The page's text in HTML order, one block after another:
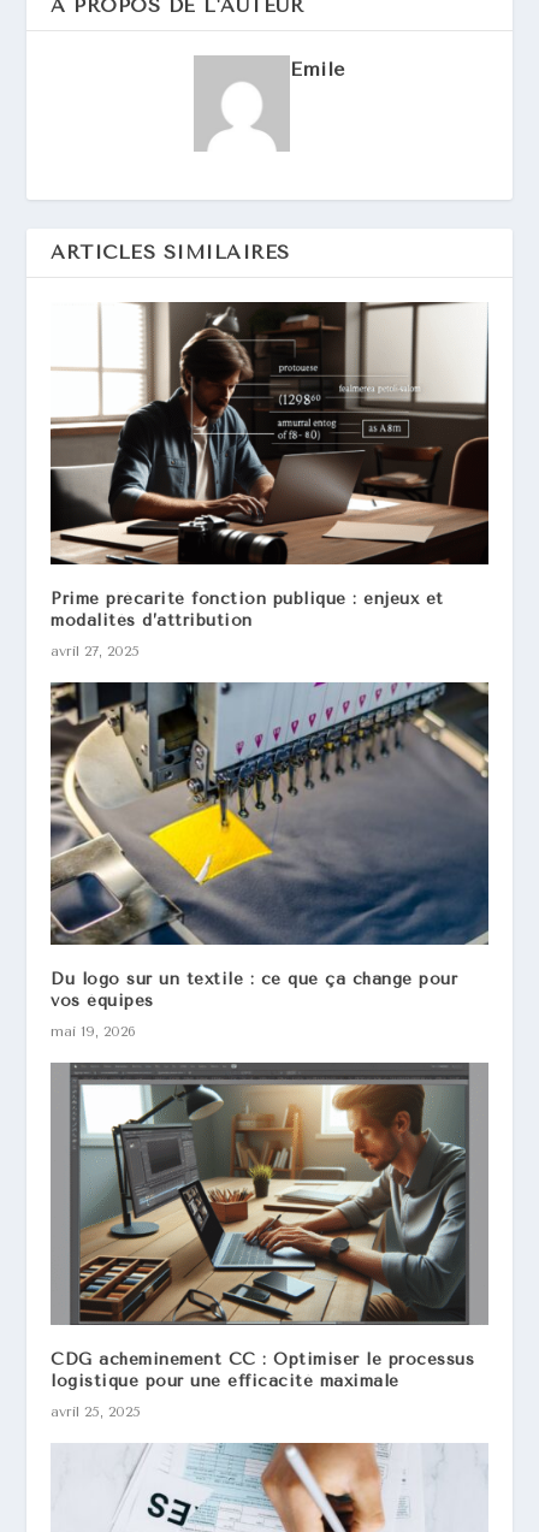
A PROPOS DE L'AUTEUR
Emile
ARTICLES SIMILAIRES
Prime précarité fonction publique : enjeux et
modalités d’attribution
avril 27, 2025
Du logo sur un textile : ce que ça change pour
vos équipes
mai 19, 2026
CDG acheminement CC : Optimiser le processus
logistique pour une efficacité maximale
avril 25, 2025